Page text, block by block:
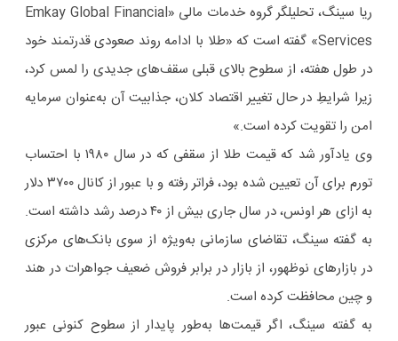
ریا سینگ، تحلیلگر گروه خدمات مالی «Emkay Global Financial
Services» گفته است که «طلا با ادامه روند صعودی قدرتمند خود
در طول هفته، از سطوح بالای قبلی سقف‌های جدیدی را لمس کرد،
زیرا شرایطِ در حال تغییر اقتصاد کلان، جذابیت آن به‌عنوان سرمایه
امن را تقویت کرده است.»
وی یادآور شد که قیمت طلا از سقفی که در سال ۱۹۸۰ با احتساب
تورم برای آن تعیین شده بود، فراتر رفته و با عبور از کانال ۳۷۰۰ دلار
به ازای هر اونس، در سال جاری بیش از ۴۰ درصد رشد داشته است.
به گفته سینگ، تقاضای سازمانی به‌ویژه از سوی بانک‌های مرکزی
در بازارهای نوظهور، از بازار در برابر فروش ضعیف جواهرات در هند
و چین محافظت کرده است.
به گفته سینگ، اگر قیمت‌ها به‌طور پایدار از سطوح کنونی عبور